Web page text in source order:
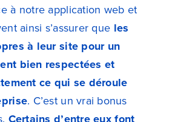
à notre application web et
ainsi s’assurer que les
à leur site pour un
bien respectées et
ce qui se déroule
. C’est un vrai bonus